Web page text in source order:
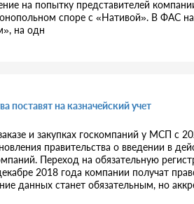
на попытку представителей
споре с «Нативой». В ФАС
на одн
поставят на казначейский учет
и закупках госкомпаний у МСП с
правительства о введении в
Переход на обязательную
2018 года компании получат
данных станет обязательным, но